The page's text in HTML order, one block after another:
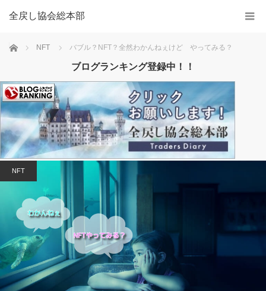
全戻し協会総本部
Home NFT バブル？NFT？全然わかんねぇけど やってみる？
ブログランキング登録中！！
NFT